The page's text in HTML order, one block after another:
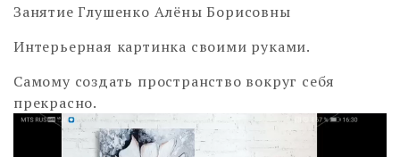
Занятие Глушенко Алёны Борисовны
Интерьерная картинка своими руками.
Самому создать пространство вокруг себя
прекрасно.
Видеоплеер